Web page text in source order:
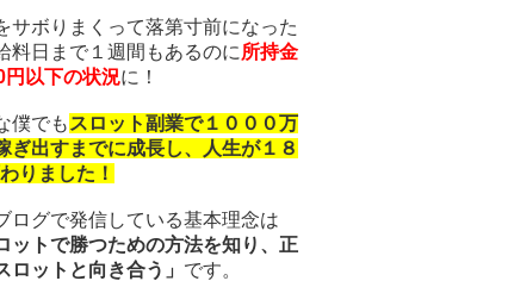
サボりまくって落第寸前になった
料日まで１週間もあるのに所持金
円以下の状況に！
僕でも スロット副業で１０００万
ぎ出すまでに成長し、人生が１８
りました！
ログで発信している基本理念は
ットで勝つための方法を知り、正
ロットと向き合う」 です。